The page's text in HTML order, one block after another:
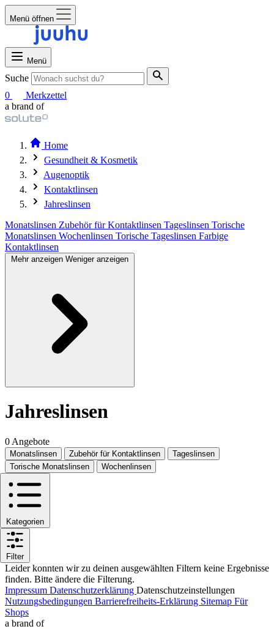
Menü öffnen
Menü
Suche
0
Merkzettel
a brand of
Home
Gesundheit & Kosmetik
Augenoptik
Kontaktlinsen
Jahreslinsen
Monatslinsen Zubehör für Kontaktlinsen Tageslinsen Torische
Monatslinsen Wochenlinsen Torische Tageslinsen Farbige
Kontaktlinsen
Mehr anzeigen Weniger anzeigen
Jahreslinsen
0 Angebote
Monatslinsen Zubehör für Kontaktlinsen
Tageslinsen
Torische Monatslinsen
Wochenlinsen
Kategorien
Filter
Leider konnten wir zu deinen ausgewählten Filtern keine Ergebnisse
finden. Bitte ändere die Filterung.
Impressum Datenschutzerklärung Datenschutzeinstellungen
Nutzungsbedingungen Barrierefreiheits-Erklärung Sitemap Für
Shops
a brand of